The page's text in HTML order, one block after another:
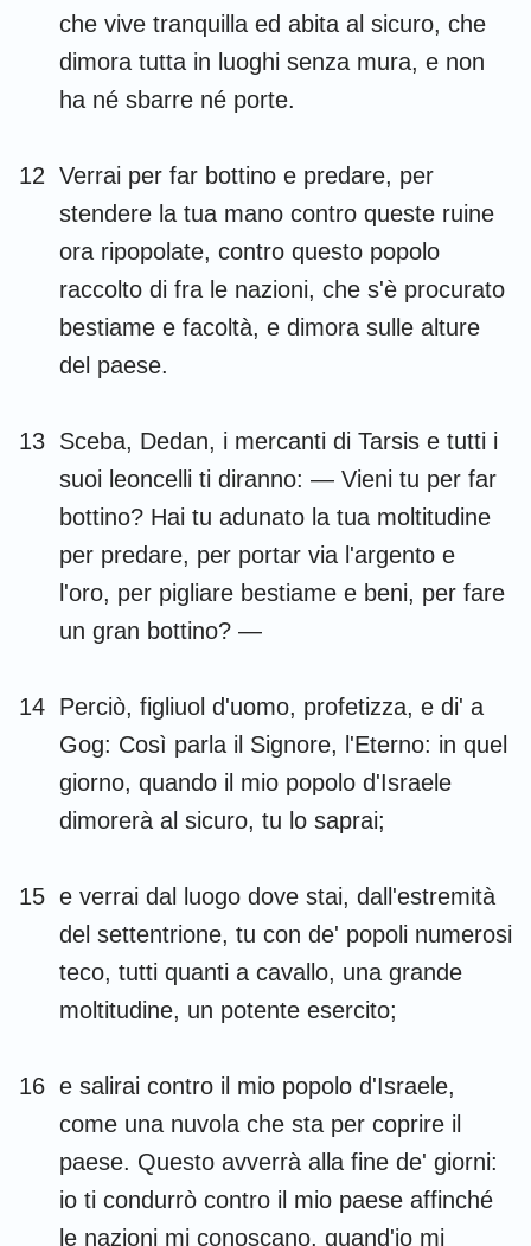
che vive tranquilla ed abita al sicuro, che
dimora tutta in luoghi senza mura, e non
ha né sbarre né porte.
12 Verrai per far bottino e predare, per
stendere la tua mano contro queste ruine
ora ripopolate, contro questo popolo
raccolto di fra le nazioni, che s'è procurato
bestiame e facoltà, e dimora sulle alture
del paese.
13 Sceba, Dedan, i mercanti di Tarsis e tutti i
suoi leoncelli ti diranno: — Vieni tu per far
bottino? Hai tu adunato la tua moltitudine
per predare, per portar via l'argento e
l'oro, per pigliare bestiame e beni, per fare
un gran bottino? —
14 Perciò, figliuol d'uomo, profetizza, e di' a
Gog: Così parla il Signore, l'Eterno: in quel
giorno, quando il mio popolo d'Israele
dimorerà al sicuro, tu lo saprai;
15 e verrai dal luogo dove stai, dall'estremità
del settentrione, tu con de' popoli numerosi
teco, tutti quanti a cavallo, una grande
moltitudine, un potente esercito;
16 e salirai contro il mio popolo d'Israele,
come una nuvola che sta per coprire il
paese. Questo avverrà alla fine de' giorni:
io ti condurrò contro il mio paese affinché
le nazioni mi conoscano, quand'io mi